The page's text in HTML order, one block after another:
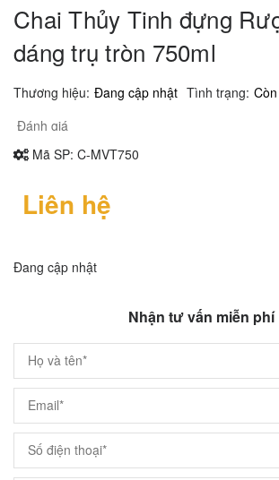
Chai Thủy Tinh đựng
dáng trụ tròn 750ml
Thương hiệu: Đang cập nhật Tình trạng:
Đánh giá
Mã SP: C-MVT750
Liên hệ
Đang cập nhật
Nhận tư vấn miễn phí